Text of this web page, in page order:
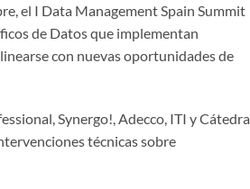
el I Data Management Spain Summit
de Datos que implementan
con nuevas oportunidades de
Synergo!, Adecco, ITI y Cátedra
técnicas sobre